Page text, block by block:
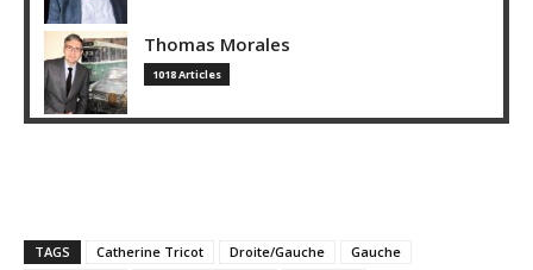
Thomas Morales
1018 Articles
TAGS Catherine Tricot Droite/Gauche
Gauche